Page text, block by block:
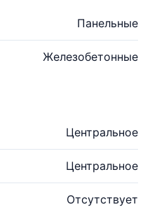
Панельные
Железобетонные
Центральное
Центральное
Отсутствует